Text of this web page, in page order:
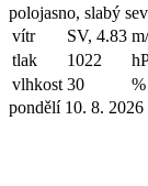
polojasno, slabý
vítr
SV, 4.83
tlak
1022
vlhkost 30
%
pondělí 10. 8. 2026